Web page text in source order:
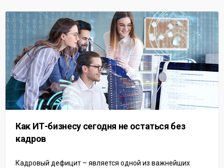
Как ИТ-бизнесу сегодня не остаться без
кадров
Кадровый дефицит – является одной из важнейших